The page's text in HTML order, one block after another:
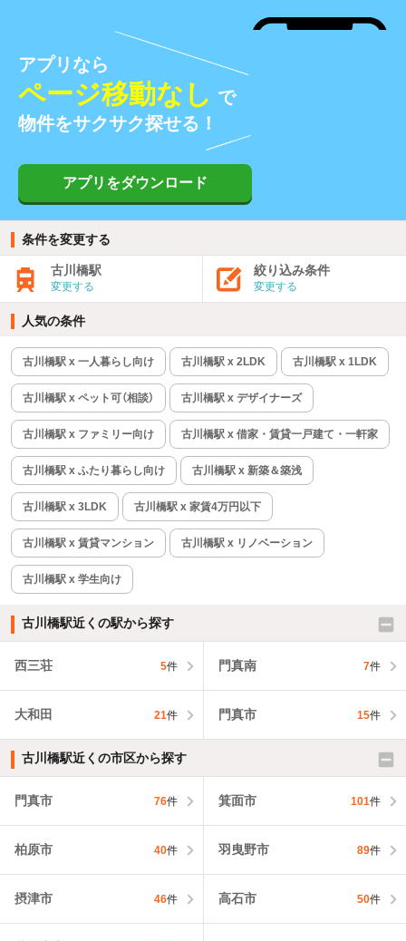
アプリなら
ページ移動なし で
物件をサクサク探せる！
アプリをダウンロード
条件を変更する
古川橋駅
変更する
絞り込み条件
変更する
人気の条件
古川橋駅 x 一人暮らし向け 古川橋駅 x 2LDK 古川橋駅 x 1LDK
古川橋駅 x ペット可（相談） 古川橋駅 x デザイナーズ
古川橋駅 x ファミリー向け 古川橋駅 x 借家・賃貸一戸建て・一軒家
古川橋駅 x ふたり暮らし向け 古川橋駅 x 新築＆築浅
古川橋駅 x 3LDK 古川橋駅 x 家賃4万円以下
古川橋駅 x 賃貸マンション 古川橋駅 x リノベーション
古川橋駅 x 学生向け
古川橋駅近くの駅から探す
西三荘 5件 門真南 7件
大和田 21件 門真市 15件
古川橋駅近くの市区から探す
門真市 76件 箕面市 101件
柏原市 40件 羽曳野市 89件
摂津市 46件 高石市 50件